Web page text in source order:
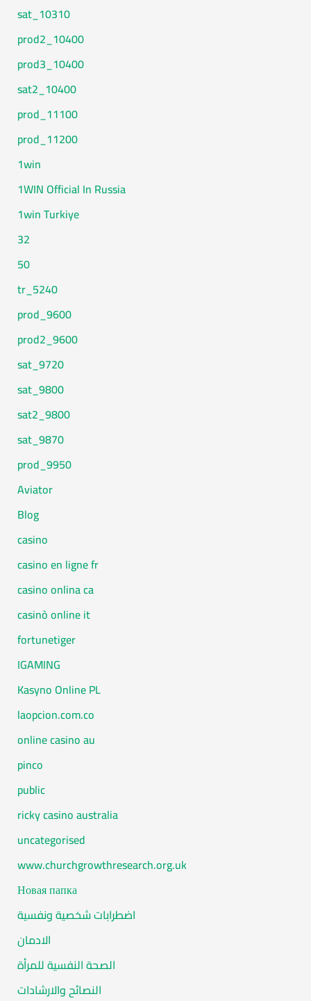
10310_sat
10400_prod2
10400_prod3
10400_sat2
11100_prod
11200_prod
1win
1WIN Official In Russia
1win Turkiye
32
50
5240_tr
9600_prod
9600_prod2
9720_sat
9800_sat
9800_sat2
9870_sat
9950_prod
Aviator
Blog
casino
casino en ligne fr
casino onlina ca
casinò online it
fortunetiger
IGAMING
Kasyno Online PL
laopcion.com.co
online casino au
pinco
public
ricky casino australia
uncategorised
www.churchgrowthresearch.org.uk
Новая папка
اضطرابات شخصية ونفسية
الادمان
الصحة النفسية للمرأة
النصائح والارشادات